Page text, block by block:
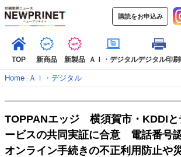
購読をお申込み
TOP 新商品 新製品 ＡＩ・デジタルデジタル印刷
TOP
新着記事 特集記事
動画コン
インタビュー
コレクション
Home– ＡＩ・デジタル
TOPPANエッジ 横須賀市・KDDIと
ービスの共同実証に合意 電話番号
オンライン手続きの不正利用防止や